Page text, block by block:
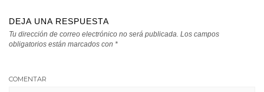
DEJA UNA RESPUESTA
Tu dirección de correo electrónico no será publicada. Los campos
obligatorios están marcados con *
COMENTAR